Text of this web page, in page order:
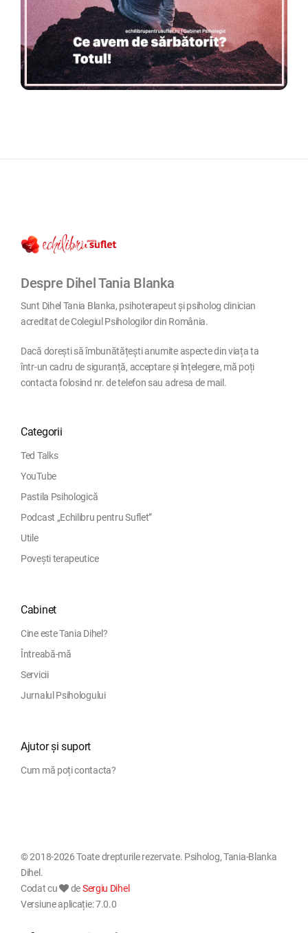
Despre Dihel Tania Blanka
Sunt Dihel Tania Blanka, psihoterapeut și psiholog clinician
acreditat de Colegiul Psihologilor din România.
Dacă dorești să îmbunătățești anumite aspecte din viața ta
într-un cadru de siguranță, acceptare și înțelegere, mă poți
contacta folosind nr. de telefon sau adresa de mail.
Categorii
Ted Talks
YouTube
Pastila Psihologică
Podcast „Echilibru pentru Suflet”
Utile
Povești terapeutice
Cabinet
Cine este Tania Dihel?
Întreabă-mă
Servicii
Jurnalul Psihologului
Ajutor și suport
Cum mă poți contacta?
© 2018-2026 Toate drepturile rezervate. Psiholog, Tania-Blanka
Dihel.
Codat cu
deSergiu Dihel
Versiune aplicație: 7.0.0